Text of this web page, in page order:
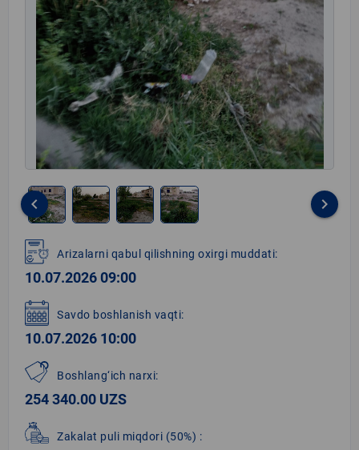
1
of
4
keyboard_arrow_left keyboard_arrow_right
Arizalarni qabul qilishning oxirgi muddati:
10.07.2026 09:00
Savdo boshlanish vaqti:
10.07.2026 10:00
Boshlang‘ich narxi:
254 340.00 UZS
Zakalat puli miqdori (50%) :